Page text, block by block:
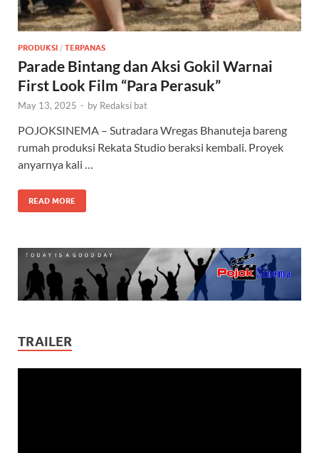
PRODUKSI / TERPANAS
Parade Bintang dan Aksi Gokil Warnai
First Look Film “Para Perasuk”
May 13, 2025 - by Redaksi bat
POJOKSINEMA – Sutradara Wregas Bhanuteja bareng
rumah produksi Rekata Studio beraksi kembali. Proyek
anyarnya kali …
READ MORE
TRAILER